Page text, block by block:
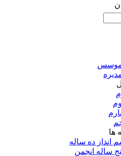
موسس
ها
انداز ده ساله
ساله انجمن